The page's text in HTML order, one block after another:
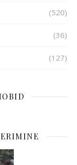
(520)
(36)
(127)